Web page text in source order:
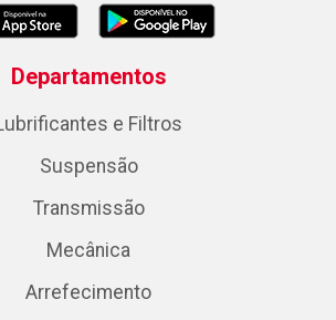
Departamentos
e Filtros
Suspensão
Transmissão
Mecânica
Arrefecimento